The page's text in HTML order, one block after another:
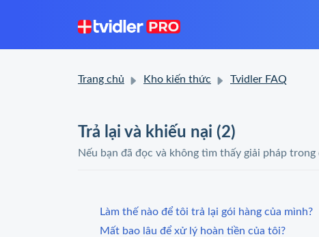
Trang chủ Kho kiến thức Tvidler FAQ
Trả lại và khiếu nại (2)
Nếu bạn đã đọc và không tìm thấy giải pháp
Làm thế nào để tôi trả lại gói hàng của mình?
Mất bao lâu để xử lý hoàn tiền của tôi?